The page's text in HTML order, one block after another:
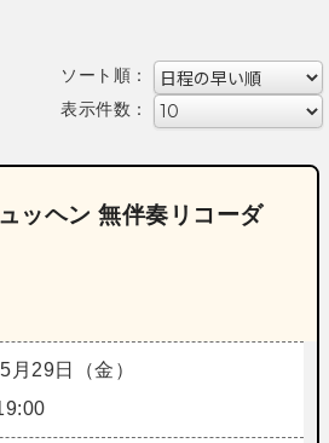
ソート順：
表示件数：
ッヘン 無伴奏リコーダ
月29日（金）